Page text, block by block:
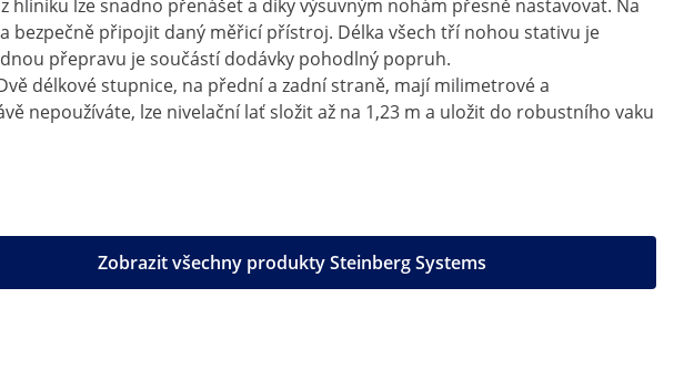
lze snadno přenášet a díky výsuvným nohám přesně nastavovat. Na
připojit daný měřicí přístroj. Délka všech tří nohou stativu je
přepravu je součástí dodávky pohodlný popruh.
délkové stupnice, na přední a zadní straně, mají milimetrové a
nepoužíváte, lze nivelační lať složit až na 1,23 m a uložit do robustního vaku
Zobrazit všechny produkty Steinberg Systems